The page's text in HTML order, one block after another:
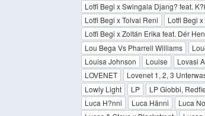
Lotfi Begi x Swingala Djang? feat.
Lotfi Begi x Tolvai Reni
Lotfi Begi
Lotfi Begi x Zoltán Erika feat. Dér
Lou Bega Vs Pharrell Williams
Louisa Johnson
Louise Lovasi
LOVENET
Lovenet 1, 2, 3
Lowly Light
LP LP Giobbi,
Luca H?nni
Luca Hänni Luca